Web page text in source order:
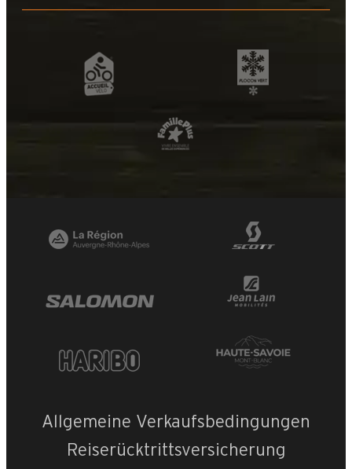
Allgemeine Verkaufsbedingungen
Reiserücktrittsversicherung